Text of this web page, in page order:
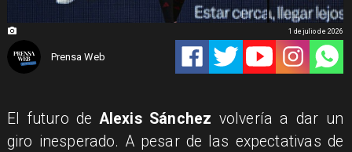
Prensa Web
1 de julio de 2026
El futuro deAlexis Sánchez volvería a dar un
giro inesperado. A pesar de las expectativas de